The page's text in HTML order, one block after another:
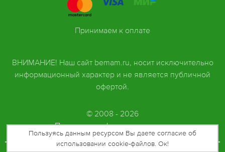
ВНИМАНИЕ! Наш сайт bemam.ru, носит исключительно
информационный характер и не является публичной
офертой.
© 2008 - 2026
Политика конфиденциальности
Принимаем к оплате
Пользуясь данным ресурсом Вы даете согласие об
использовании cookie-файлов. Ок!